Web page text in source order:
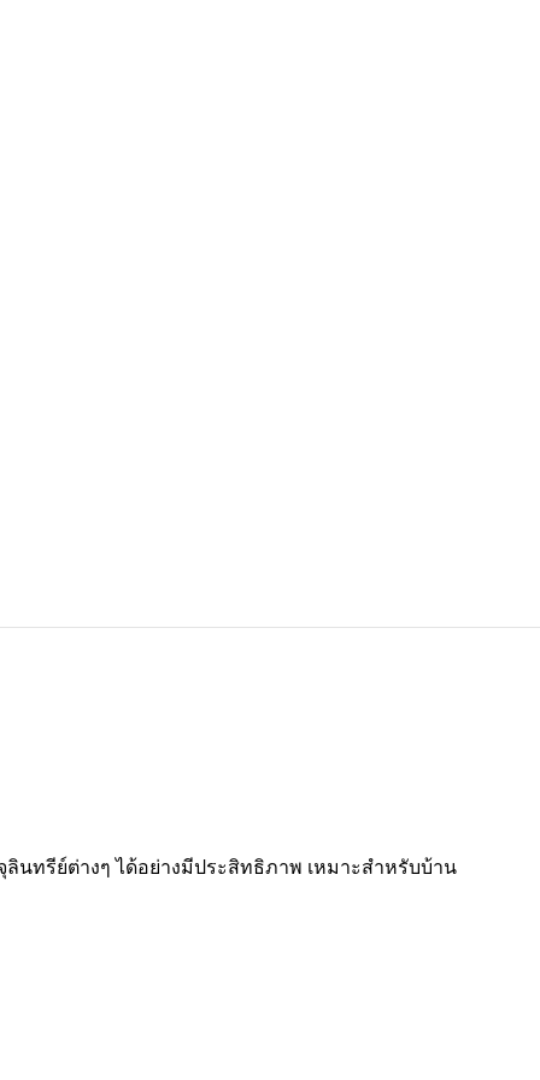
นทรีย์ต่างๆ ได้อย่างมีประสิทธิภาพ เหมาะสำหรับบ้าน